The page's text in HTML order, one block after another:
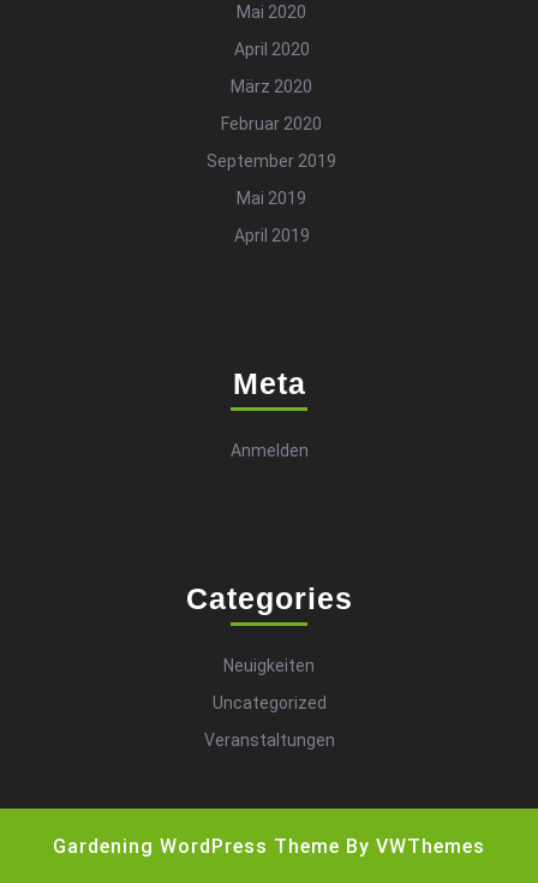
Mai 2020
April 2020
März 2020
Februar 2020
September 2019
Mai 2019
April 2019
Meta
Anmelden
Categories
Neuigkeiten
Uncategorized
Veranstaltungen
Gardening WordPress Theme By VWThemes